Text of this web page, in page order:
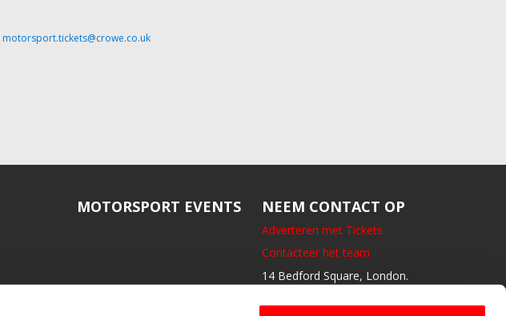
motorsport.tickets@crowe.co.uk
MOTORSPORT EVENTS NEEM CONTACT OP
Adverteren met Tickets
Contacteer het team
14 Bedford Square, London.
GB- WC1B3JA